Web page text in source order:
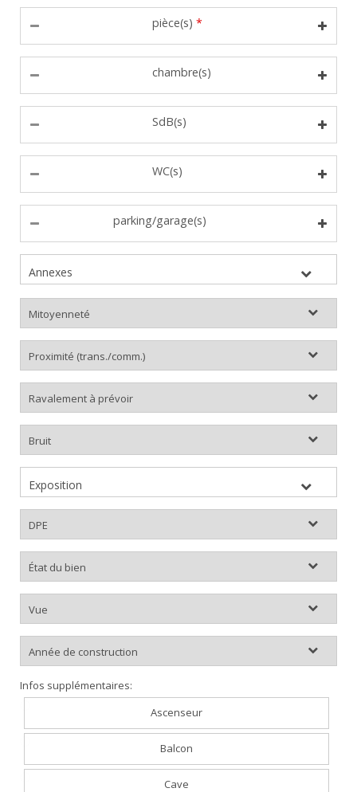
pièce(s)*
chambre(s)
SdB(s)
WC(s)
parking/garage(s)
Annexes
Exposition
Infos supplémentaires:
Ascenseur
Balcon
Cave